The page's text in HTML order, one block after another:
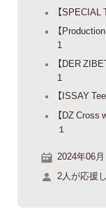
【
【
1
【DER
1
【ISSAY
【DZ Cross
１
2024年06
2人が応援